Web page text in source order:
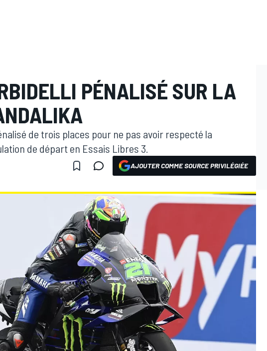
PÉNALISÉ SUR LA
de trois places pour ne pas avoir respecté la
de départ en Essais Libres 3.
AJOUTER COMME SOURCE PRIVILÉGIÉE